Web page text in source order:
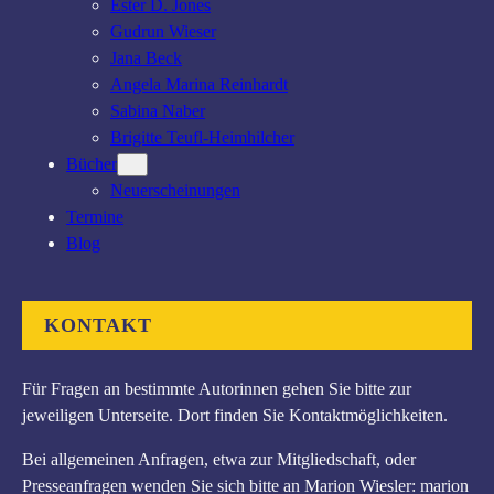
Ester D. Jones
Gudrun Wieser
Jana Beck
Angela Marina Reinhardt
Sabina Naber
Brigitte Teufl-Heimhilcher
Bücher
Neuerscheinungen
Termine
Blog
KONTAKT
Für Fragen an bestimmte Autorinnen gehen Sie bitte zur
jeweiligen Unterseite. Dort finden Sie Kontaktmöglichkeiten.
Bei allgemeinen Anfragen, etwa zur Mitgliedschaft, oder
Presseanfragen wenden Sie sich bitte an Marion Wiesler: marion